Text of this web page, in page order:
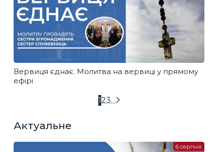
Вервиця єднає. Молитва на вервиці у прямому
ефірі
123…
Актуальне
6 серпня